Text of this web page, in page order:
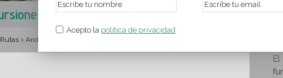
Acepto la política de privacidad
en Escaldes-Engordany
Rutas > Andorra